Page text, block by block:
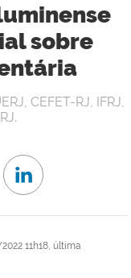
sobre
11h18, última
CEFET-RJ, IFRJ,